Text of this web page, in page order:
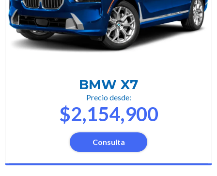
BMW X7
Precio desde:
$2,154,900
Consulta